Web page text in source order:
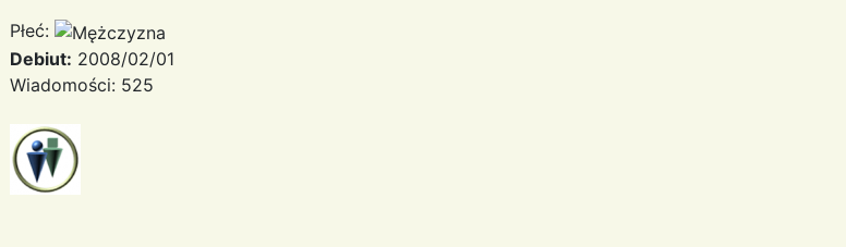
Płeć:
Debiut: 2008/02/01
Wiadomości: 525